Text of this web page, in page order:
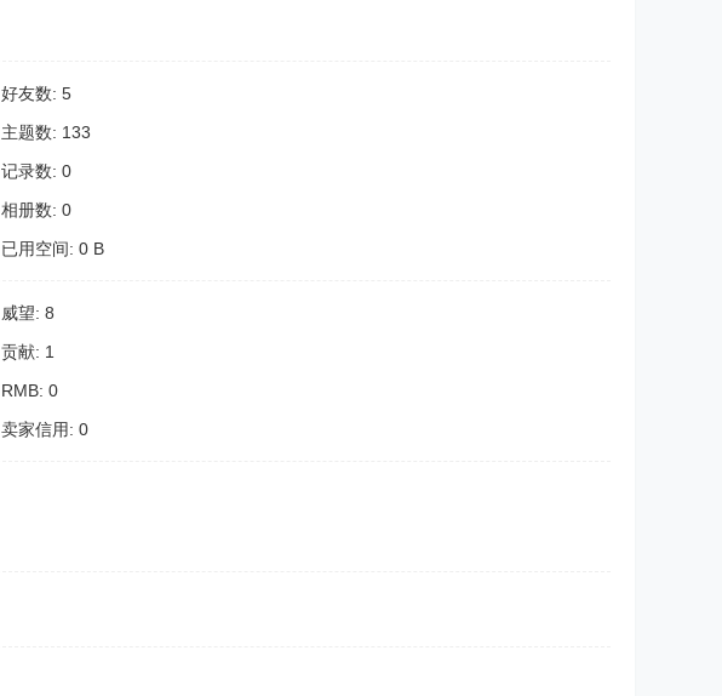
好友数: 5
主题数: 133
记录数: 0
相册数: 0
已用空间: 0 B
威望: 8
贡献: 1
RMB: 0
卖家信用: 0